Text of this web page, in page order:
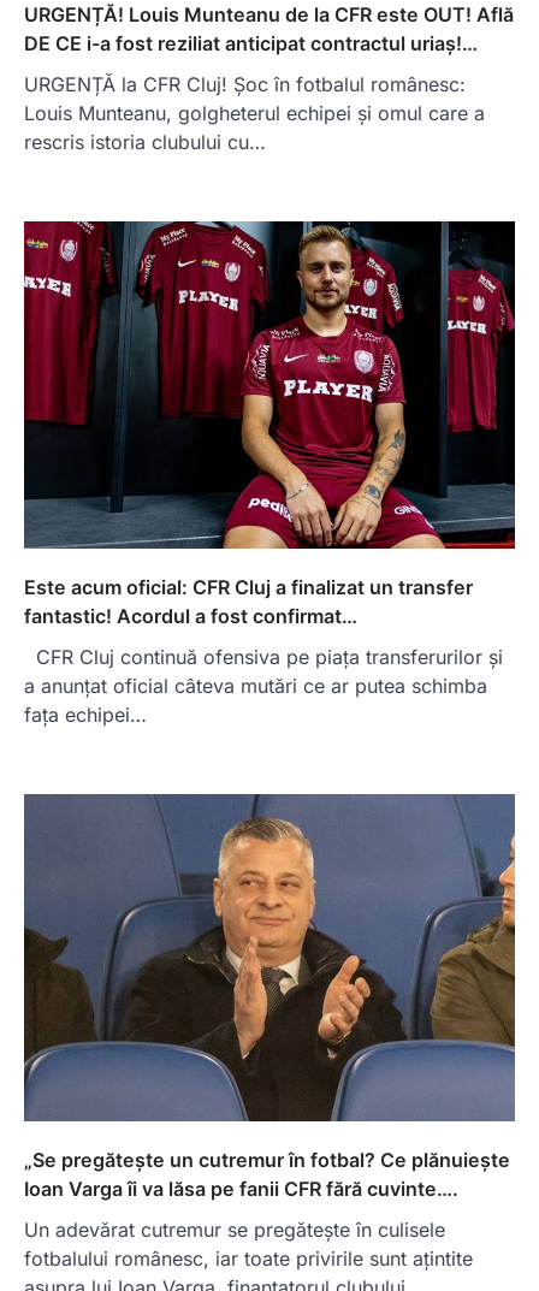
URGENȚĂ! Louis Munteanu de la CFR este OUT! Află
DE CE i-a fost reziliat anticipat contractul uriaș!…
URGENȚĂ la CFR Cluj! Șoc în fotbalul românesc:
Louis Munteanu, golgheterul echipei și omul care a
rescris istoria clubului cu…
Este acum oficial: CFR Cluj a finalizat un transfer
fantastic! Acordul a fost confirmat…
CFR Cluj continuă ofensiva pe piața transferurilor și
a anunțat oficial câteva mutări ce ar putea schimba
fața echipei…
„Se pregătește un cutremur în fotbal? Ce plănuiește
Ioan Varga îi va lăsa pe fanii CFR fără cuvinte….
Un adevărat cutremur se pregătește în culisele
fotbalului românesc, iar toate privirile sunt ațintite